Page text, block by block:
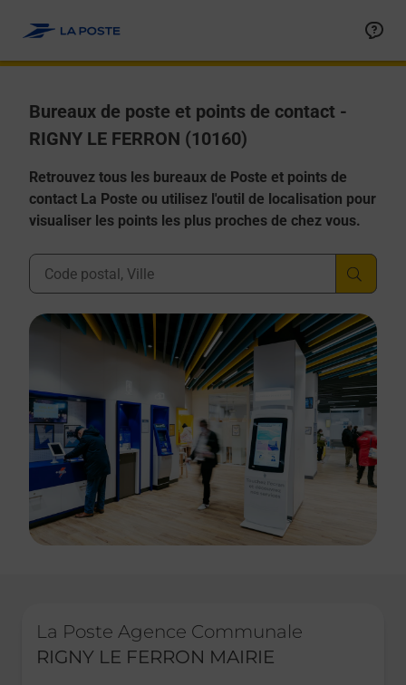
Bureaux de poste et points de contact -
RIGNY LE FERRON (10160)
Retrouvez tous les bureaux de Poste et points de
contact La Poste ou utilisez l'outil de localisation pour
visualiser les points les plus proches de chez vous.
Ville, Département, Code Postal
La Poste Agence Communale
RIGNY LE FERRON MAIRIE